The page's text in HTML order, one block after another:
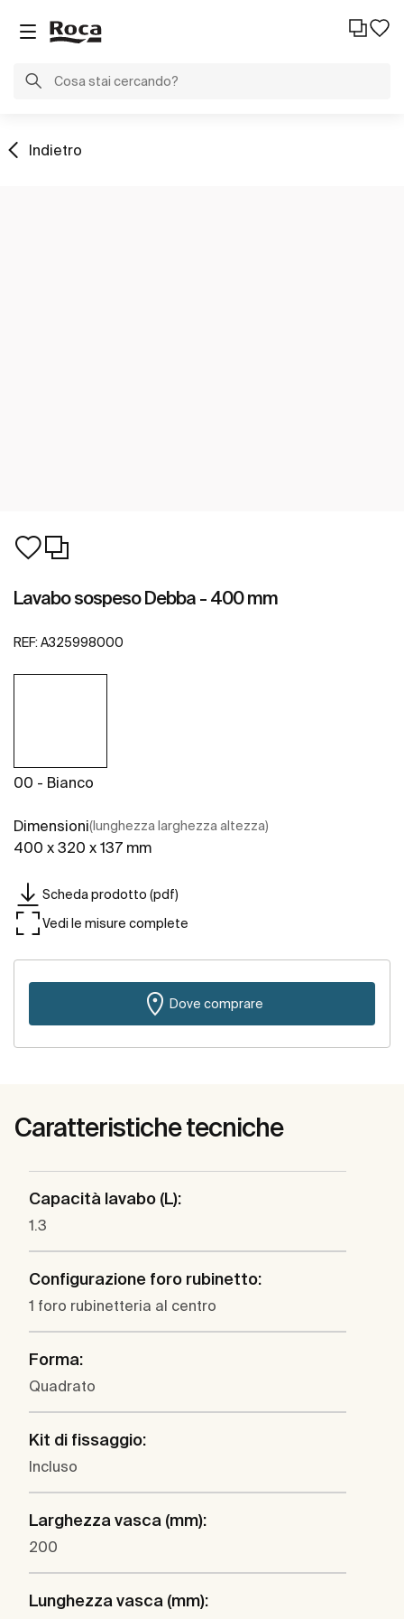
Indietro
Lavabo sospeso Debba - 400 mm
REF: A325998000
00 - Bianco
Dimensioni(lunghezza larghezza altezza)
400 x 320 x 137 mm
Scheda prodotto (pdf)
Vedi le misure complete
Dove comprare
Caratteristiche tecniche
Capacità lavabo (L):
1.3
Configurazione foro rubinetto:
1 foro rubinetteria al centro
Forma:
Quadrato
Kit di fissaggio:
Incluso
Larghezza vasca (mm):
200
Lunghezza vasca (mm):